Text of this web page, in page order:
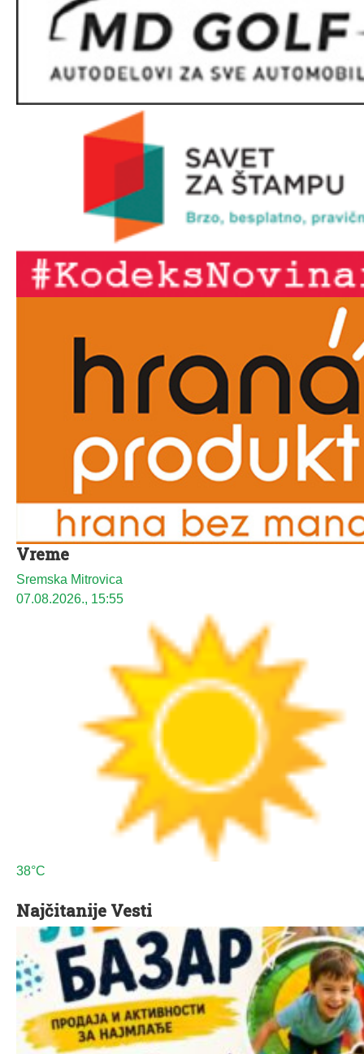
Vreme
Sremska Mitrovica
07.08.2026., 15:55
38°C
Najčitanije Vesti